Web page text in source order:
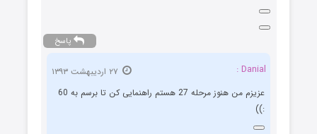
پاسخ
Danial :
عزیزم من هنوز مرحله 27 هستم راهنمایی کن تا برسم به 60
:))